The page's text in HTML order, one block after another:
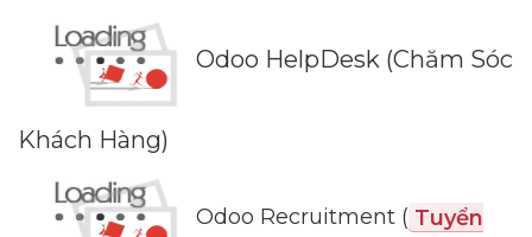
Odoo HelpDesk (Chăm Sóc
Khách Hàng)
Odoo Recruitment ( Tuyển